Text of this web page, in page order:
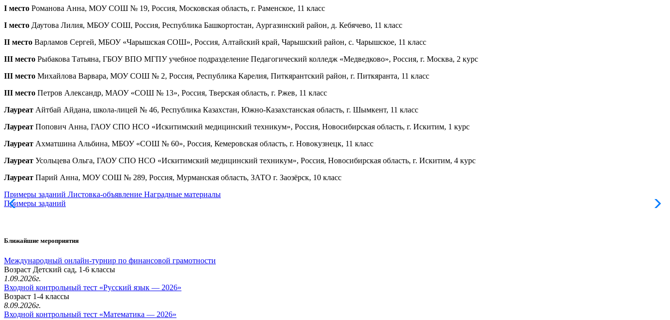
I место Романова Анна, МОУ СОШ № 19, Россия, Московская область, г. Раменское, 11 класс
I место Даутова Лилия, МБОУ СОШ, Россия, Республика Башкортостан, Аургазинский район, д. Кебячево, 11 класс
II место Варламов Сергей, МБОУ «Чарышская СОШ», Россия, Алтайский край, Чарышский район, с. Чарышское, 11 класс
III место Рыбакова Татьяна, ГБОУ ВПО МГПУ учебное подразделение Педагогический колледж «Медведково», Россия, г. Москва, 2 курс
III место Михайлова Варвара, МОУ СОШ № 2, Россия, Республика Карелия, Питкярантский район, г. Питкяранта, 11 класс
III место Петров Александр, МАОУ «СОШ № 13», Россия, Тверская область, г. Ржев, 11 класс
Лауреат Айтбай Айдана, школа-лицей № 46, Республика Казахстан, Южно-Казахстанская область, г. Шымкент, 11 класс
Лауреат Попович Анна, ГАОУ СПО НСО «Искитимский медицинский техникум», Россия, Новосибирская область, г. Искитим, 1 курс
Лауреат Ахматшина Альбина, МБОУ «СОШ № 60», Россия, Кемеровская область, г. Новокузнецк, 11 класс
Лауреат Усольцева Ольга, ГАОУ СПО НСО «Искитимский медицинский техникум», Россия, Новосибирская область, г. Искитим, 4 курс
Лауреат Парий Анна, МОУ СОШ № 289, Россия, Мурманская область, ЗАТО г. Заозёрск, 10 класс
Примеры заданий Листовка-объявление Наградные материалы
Примеры заданий
Ближайшие мероприятия
Международный онлайн-турнир по финансовой грамотности
Возраст Детский сад, 1-6 классы
1.09.2026г.
Входной контрольный тест «Русский язык — 2026»
Возраст 1-4 классы
8.09.2026г.
Входной контрольный тест «Математика — 2026»